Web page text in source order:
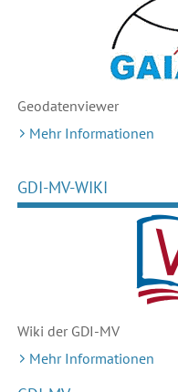
Geodatenviewer
Mehr Informationen
GDI-MV-WIKI
Wiki der GDI-MV
Mehr Informationen